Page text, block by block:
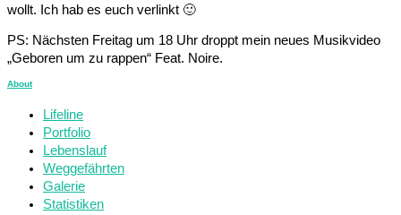
wollt. Ich hab es euch verlinkt 🙂
PS: Nächsten Freitag um 18 Uhr droppt mein neues Musikvideo
„Geboren um zu rappen“ Feat. Noire.
About
Lifeline
Portfolio
Lebenslauf
Weggefährten
Galerie
Statistiken